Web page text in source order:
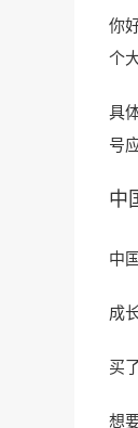
你
个
具
号
中
中
成
买
想